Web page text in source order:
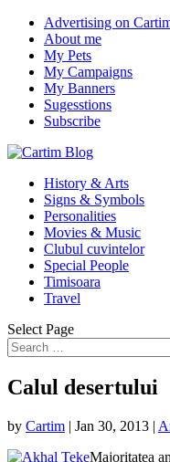
Advertising on
About me
My Pets
My Campaigns
My Banners
Sugesstions
Subscribe
History & Arts
Signs & Symbols
Personalities
Movies & Music
Clubul cuvintelor
Special People
Timisoara
Travel
Select Page
Calul desertului
by Cartim | Jan 30, 2013 |
Majoritatea